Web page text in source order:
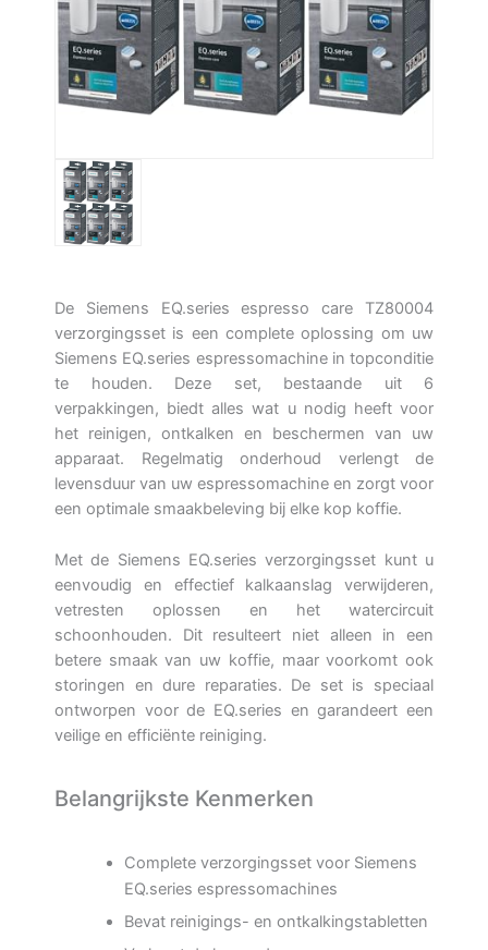
De Siemens EQ.series espresso care TZ80004
verzorgingsset is een complete oplossing om uw
Siemens EQ.series espressomachine in topconditie
te houden. Deze set, bestaande uit 6
verpakkingen, biedt alles wat u nodig heeft voor
het reinigen, ontkalken en beschermen van uw
apparaat. Regelmatig onderhoud verlengt de
levensduur van uw espressomachine en zorgt voor
een optimale smaakbeleving bij elke kop koffie.
Met de Siemens EQ.series verzorgingsset kunt u
eenvoudig en effectief kalkaanslag verwijderen,
vetresten oplossen en het watercircuit
schoonhouden. Dit resulteert niet alleen in een
betere smaak van uw koffie, maar voorkomt ook
storingen en dure reparaties. De set is speciaal
ontworpen voor de EQ.series en garandeert een
veilige en efficiënte reiniging.
Belangrijkste Kenmerken
Complete verzorgingsset voor Siemens
EQ.series espressomachines
Bevat reinigings- en ontkalkingstabletten